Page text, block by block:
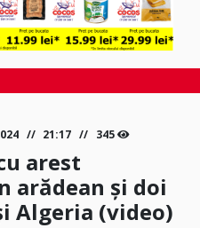
21:17 345
arest
arădean și doi
Algeria (video)